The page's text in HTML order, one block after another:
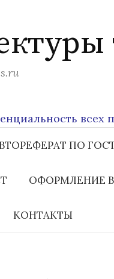
всех
ПО
ОФОРМЛЕНИЕ
КОНТАКТЫ